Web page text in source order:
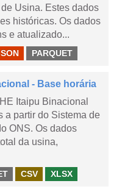
Usina. Estes dados
históricas. Os dados
e atualizado...
PARQUET
- Base horária
Itaipu Binacional
a partir do Sistema de
ONS. Os dados
da usina,
CSV XLSX